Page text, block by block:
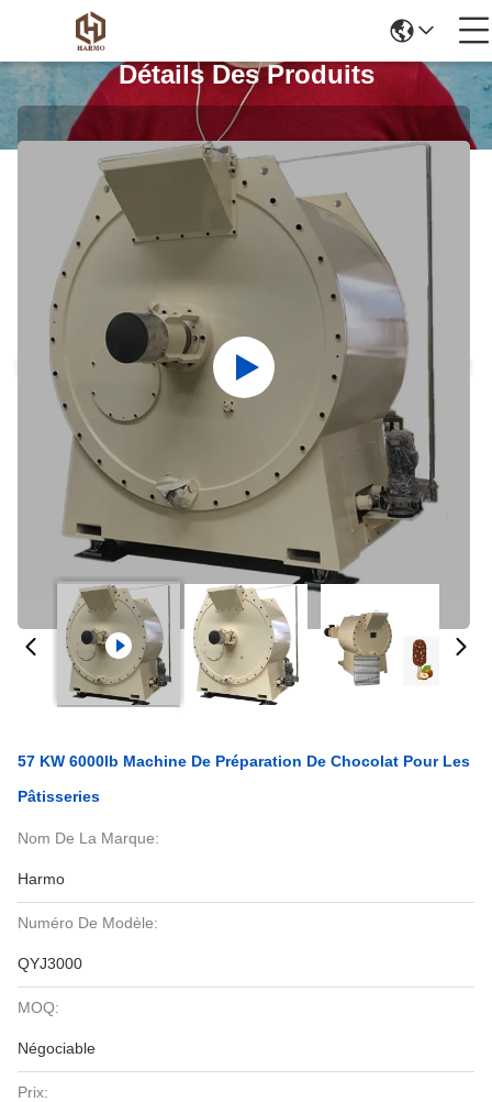
Détails Des Produits
57 KW 6000lb Machine De Préparation De Chocolat Pour Les
Pâtisseries
Nom De La Marque:
Harmo
Numéro De Modèle:
QYJ3000
MOQ:
Négociable
Prix: